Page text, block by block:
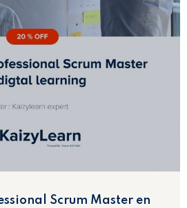
Scrum Master en